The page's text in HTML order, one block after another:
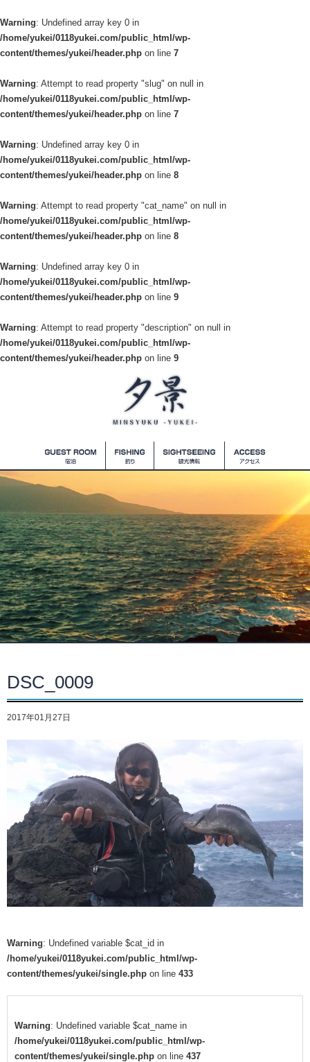
Warning: Undefined array key 0 in
/home/yukei/0118yukei.com/public_html/wp-
content/themes/yukei/header.php on line 7
Warning: Attempt to read property "slug" on null in
/home/yukei/0118yukei.com/public_html/wp-
content/themes/yukei/header.php on line 7
Warning: Undefined array key 0 in
/home/yukei/0118yukei.com/public_html/wp-
content/themes/yukei/header.php on line 8
Warning: Attempt to read property "cat_name" on null in
/home/yukei/0118yukei.com/public_html/wp-
content/themes/yukei/header.php on line 8
Warning: Undefined array key 0 in
/home/yukei/0118yukei.com/public_html/wp-
content/themes/yukei/header.php on line 9
Warning: Attempt to read property "description" on null in
/home/yukei/0118yukei.com/public_html/wp-
content/themes/yukei/header.php on line 9
DSC_0009
2017年01月27日
Warning: Undefined variable $cat_id in
/home/yukei/0118yukei.com/public_html/wp-
content/themes/yukei/single.php on line 433
Warning: Undefined variable $cat_name in
/home/yukei/0118yukei.com/public_html/wp-
content/themes/yukei/single.php on line 437